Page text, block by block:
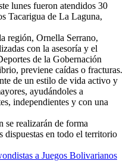
lunes fueron atendidos 30
Tacarigua de La Laguna,
región, Ornella Serrano,
con la asesoría y el
de la Gobernación
previene caídas o fracturas.
de un estilo de vida activo y
ayudándoles a
independientes y con una
se realizarán de forma
dispuestas en todo el territorio
a Juegos Bolivarianos